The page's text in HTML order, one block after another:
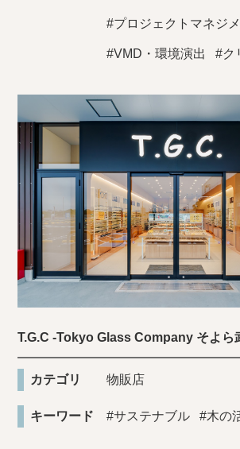
#プロジェクトマネジ
#VMD・環境演出 #ク
T.G.C -Tokyo Glass Company そよら
カテゴリ 物販店
キーワード #サステナブル #木の